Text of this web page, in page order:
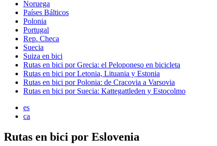
Noruega
Países Bálticos
Polonia
Portugal
Rep. Checa
Suecia
Suiza en bici
Rutas en bici por Grecia: el Peloponeso en bicicleta
Rutas en bici por Letonia, Lituania y Estonia
Rutas en bici por Polonia: de Cracovia a Varsovia
Rutas en bici por Suecia: Kattegattleden y Estocolmo
es
ca
Rutas en bici por Eslovenia